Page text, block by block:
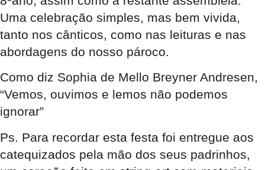
Uma celebração simples, mas bem vivida,
tanto nos cânticos, como nas leituras e nas
abordagens do nosso pároco.
Como diz Sophia de Mello Breyner Andresen,
“Vemos, ouvimos e lemos não podemos
ignorar”
Ps. Para recordar esta festa foi entregue aos
catequizados pela mão dos seus padrinhos,